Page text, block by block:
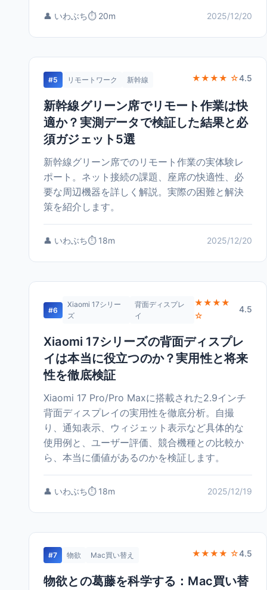
👤 いわぶち⏱️ 20m 2025/12/20
#5 リモートワーク 新幹線 ★★★★ ☆4.5
新幹線グリーン席でリモート作業は快
適か？実測データで検証した結果と必
須ガジェット5選
新幹線グリーン席でのリモート作業の実体験レ
ポート。ネット接続の課題、座席の快適性、必
要な周辺機器を詳しく解説。実際の困難と解決
策を紹介します。
👤 いわぶち⏱️ 18m 2025/12/20
#6
Xiaomi 17シリー
ズ
背面ディスプレ
イ
★★★★
☆
4.5
Xiaomi 17シリーズの背面ディスプレ
イは本当に役立つのか？実用性と将来
性を徹底検証
Xiaomi 17 Pro/Pro Maxに搭載された2.9インチ
背面ディスプレイの実用性を徹底分析。自撮
り、通知表示、ウィジェット表示など具体的な
使用例と、ユーザー評価、競合機種との比較か
ら、本当に価値があるのかを検証します。
👤 いわぶち⏱️ 18m 2025/12/19
#7 物欲 Mac買い替え ★★★★ ☆4.5
物欲との葛藤を科学する：Mac買い替